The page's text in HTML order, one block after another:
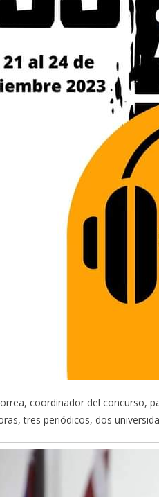
coordinador del concurso,
tres periódicos, dos